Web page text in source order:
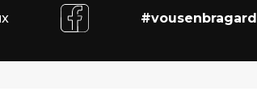
#vousenbragard